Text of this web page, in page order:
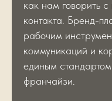
как нам говорить
контакта. Бренд-
рабочим
коммуникаций и
единым
франчайзи.